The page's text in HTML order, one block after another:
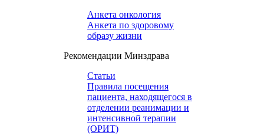
Анкета онкология
Анкета по здоровому
образу жизни
Рекомендации Минздрава
Статьи
Правила посещения
пациента, находящегося в
отделении реанимации и
интенсивной терапии
(ОРИТ)